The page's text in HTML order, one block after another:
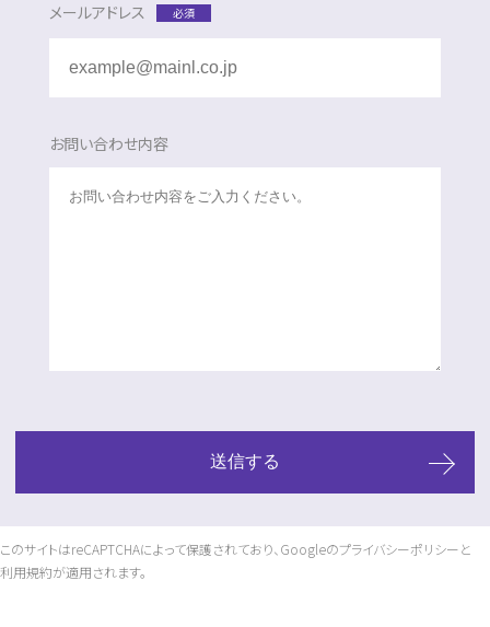
メールアドレス 必須
お問い合わせ内容
このサイトはreCAPTCHAによって保護されており、Googleのプライバシーポリシーと
利用規約が適用されます。